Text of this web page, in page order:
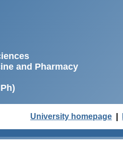
and Pharmacy
University homepage